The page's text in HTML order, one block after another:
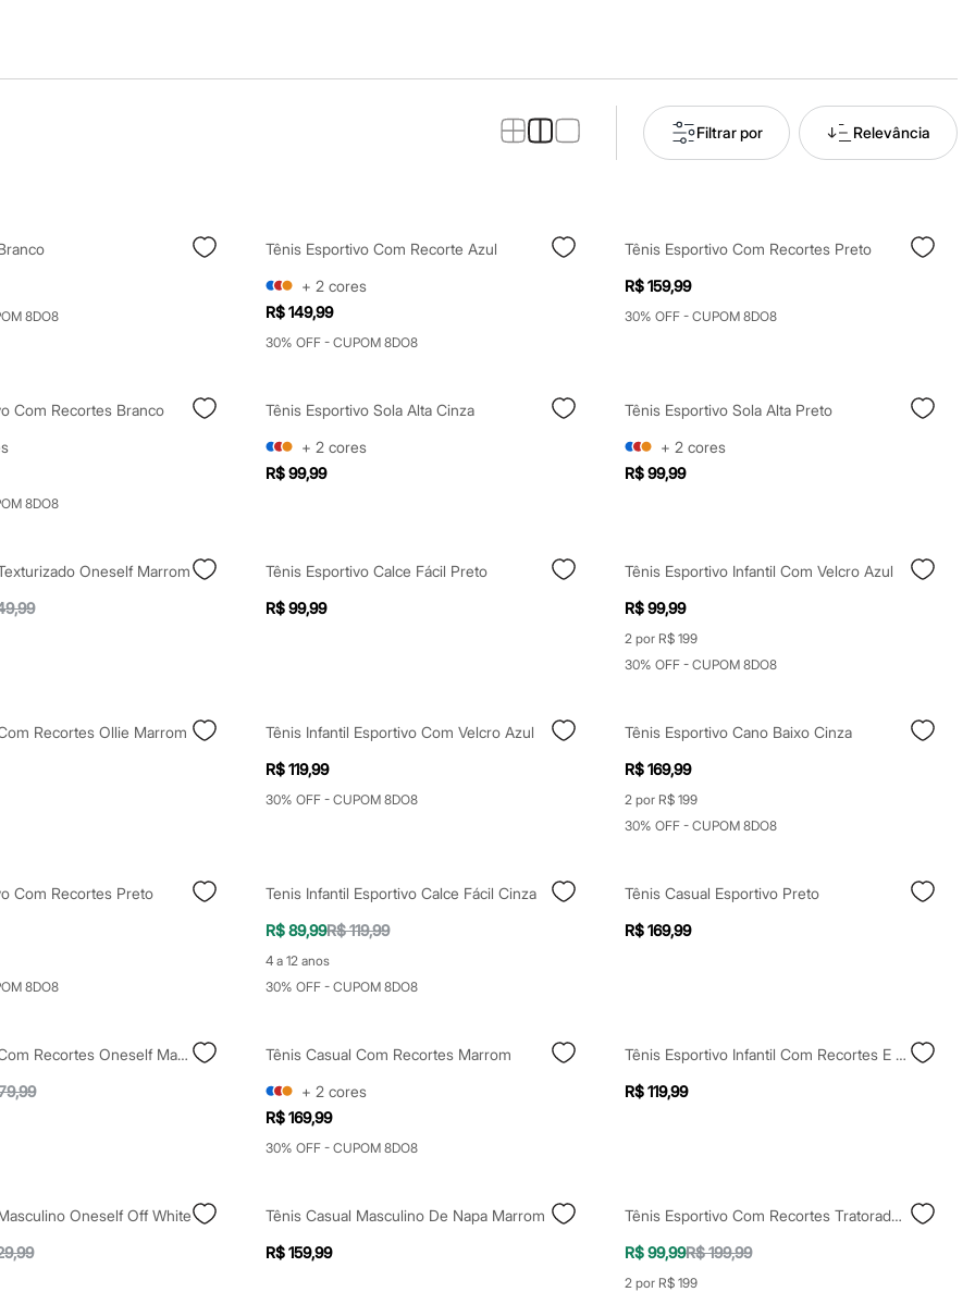
Filtrar por Relevância
8DO8
Tênis Esportivo Com Recorte Azul
+ 2 cores
R$ 149,99
30% OFF - CUPOM 8DO8
Tênis Esportivo Com Recortes Preto
R$ 159,99
30% OFF - CUPOM 8DO8
Com Recortes Branco
8DO8
Tênis Esportivo Sola Alta Cinza
+ 2 cores
R$ 99,99
Tênis Esportivo Sola Alta Preto
+ 2 cores
R$ 99,99
Oneself Marrom
Tênis Esportivo Calce Fácil Preto
R$ 99,99
Tênis Esportivo Infantil Com Velcro Azul
R$ 99,99
2 por R$ 199
30% OFF - CUPOM 8DO8
Recortes Ollie Marrom
Tênis Infantil Esportivo Com Velcro Azul
R$ 119,99
30% OFF - CUPOM 8DO8
Tênis Esportivo Cano Baixo Cinza
R$ 169,99
2 por R$ 199
30% OFF - CUPOM 8DO8
Com Recortes Preto
8DO8
Tenis Infantil Esportivo Calce Fácil Cinza
R$ 89,99R$ 119,99
4 a 12 anos
30% OFF - CUPOM 8DO8
Tênis Casual Esportivo Preto
R$ 169,99
Tênis Casual Com Recortes Oneself Marrom
Tênis Casual Com Recortes Marrom
+ 2 cores
R$ 169,99
30% OFF - CUPOM 8DO8
Tênis Esportivo Infantil Com Recortes E Velcro Homem Aranha Branco
R$ 119,99
Oneself Off White
Tênis Casual Masculino De Napa Marrom
R$ 159,99
Tênis Esportivo Com Recortes Tratorado Cinza
R$ 99,99R$ 199,99
2 por R$ 199